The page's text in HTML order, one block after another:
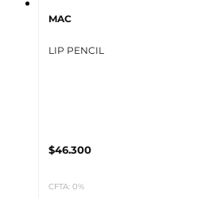
MAC
LIP PENCIL
$46.300
CFTA: 0%